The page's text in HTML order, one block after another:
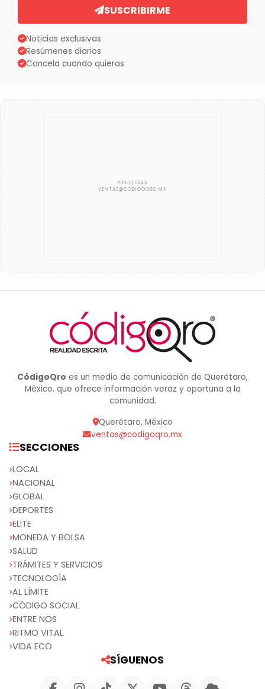
SUSCRIBIRME
Noticias exclusivas
Resúmenes diarios
Cancela cuando quieras
CódigoQro es un medio de comunicación de Querétaro,
México, que ofrece información veraz y oportuna a la
comunidad.
Querétaro, México
ventas@codigoqro.mx
SECCIONES
LOCAL
NACIONAL
GLOBAL
DEPORTES
ELITE
MONEDA Y BOLSA
SALUD
TRÁMITES Y SERVICIOS
TECNOLOGÍA
AL LÍMITE
CÓDIGO SOCIAL
ENTRE NOS
RITMO VITAL
VIDA ECO
SÍGUENOS